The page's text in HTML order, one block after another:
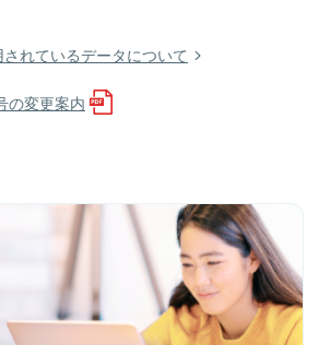
れているデータについて
の変更案内